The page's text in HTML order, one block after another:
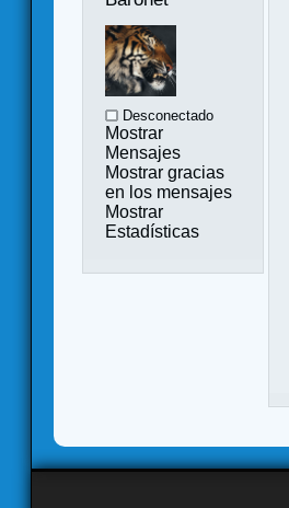
Desconectado
Mostrar
Mensajes
Mostrar gracias
en los mensajes
Mostrar
Estadísticas